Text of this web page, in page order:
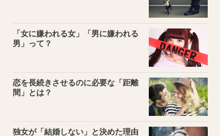
「女に嫌われる女」「男に嫌われる
男」って？
恋を長続きさせるのに必要な「距離
間」とは？
独女が「結婚しない」と決めた理由